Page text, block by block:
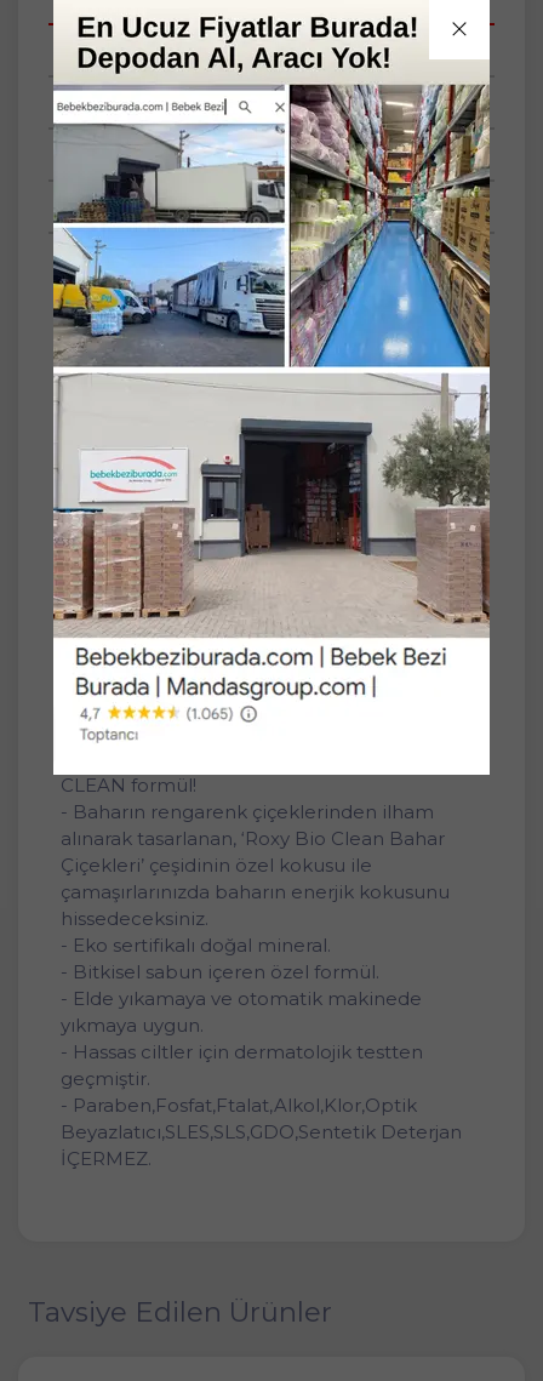
Taksit Seçenekleri
Tüm Yorumlar
Tüm Sorular
Anket
Set 8
Özelliği
Beyaz ve Renkli
Çamaşırlar
Dalan Roxy Bio Clean Sabun Tozu Karma Set
6.4+6.4Kg:12.8KG Bahar Çiçekleri+Aloe Vera
(416 Yıkama)
Dalan Roxy Bio Clean Matik Sabun Tozu 1.6Kg
Bahar Çiçekleri (52 Yıkama) : 3 Adet
Dalan Roxy Bio Clean Matik Sabun Tozu 1.6Kg
Aloe Vera (52 Yıkama) : 3 Adet
Özellikleri;
CLEAN formül!
- Baharın rengarenk çiçeklerinden ilham
alınarak tasarlanan, ‘Roxy Bio Clean Bahar
Çiçekleri’ çeşidinin özel kokusu ile
çamaşırlarınızda baharın enerjik kokusunu
hissedeceksiniz.
- Eko sertifikalı doğal mineral.
- Bitkisel sabun içeren özel formül.
- Elde yıkamaya ve otomatik makinede
yıkmaya uygun.
- Hassas ciltler için dermatolojik testten
geçmiştir.
- Paraben,Fosfat,Ftalat,Alkol,Klor,Optik
Beyazlatıcı,SLES,SLS,GDO,Sentetik Deterjan
İÇERMEZ.
Tavsiye Edilen Ürünler